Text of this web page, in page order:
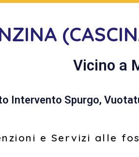
Vicino a
Intervento Spurgo,
e Servizi alle